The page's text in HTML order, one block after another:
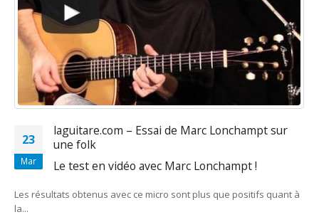
23
Mar
laguitare.com – Essai de Marc Lonchampt sur
une folk
Le test en vidéo avec Marc Lonchampt !
Les résultats obtenus avec ce micro sont plus que positifs quant à
la...